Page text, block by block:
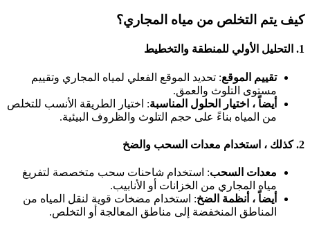
يتم التخلص من مياه المجاري؟
التحليل الأولي للمنطقة والتخطيط
تقييم الموقع: تحديد الموقع الفعلي لمياه المجاري وتقييم
مستوى التلوث والعمق.
أيضاً ، اختيار الحلول المناسبة: اختيار الطريقة الأنسب للتخلص
من المياه بناءً على حجم التلوث والظروف البيئية.
كذلك ، استخدام معدات السحب والضخ
معدات السحب: استخدام شاحنات سحب متخصصة لتفريغ
مياه المجاري من الخزانات أو الأنابيب.
أيضاً ، أنظمة الضخ: استخدام مضخات قوية لنقل المياه من
المناطق المنخفضة إلى مناطق المعالجة أو التخلص.